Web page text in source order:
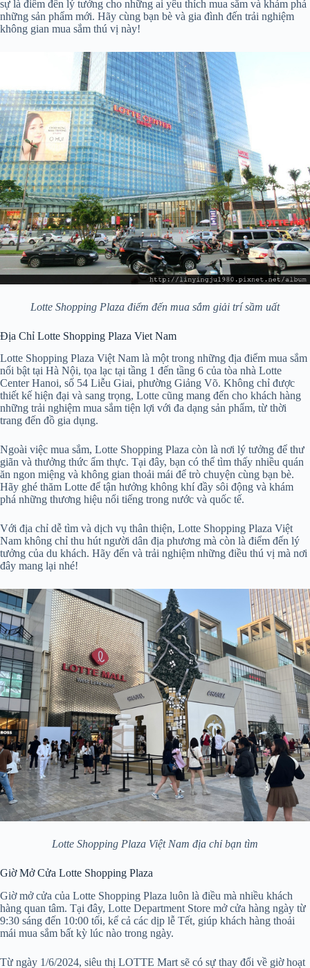
sự là điểm đến lý tưởng cho những ai yêu thích mua sắm và khám phá
những sản phẩm mới. Hãy cùng bạn bè và gia đình đến trải nghiệm
không gian mua sắm thú vị này!
Lotte Shopping Plaza điểm đến mua sắm giải trí sầm uất
Địa Chỉ Lotte Shopping Plaza Viet Nam
Lotte Shopping Plaza Việt Nam là một trong những địa điểm mua sắm
nổi bật tại Hà Nội, tọa lạc tại tầng 1 đến tầng 6 của tòa nhà Lotte
Center Hanoi, số 54 Liễu Giai, phường Giảng Võ. Không chỉ được
thiết kế hiện đại và sang trọng, Lotte cũng mang đến cho khách hàng
những trải nghiệm mua sắm tiện lợi với đa dạng sản phẩm, từ thời
trang đến đồ gia dụng.
Ngoài việc mua sắm, Lotte Shopping Plaza còn là nơi lý tưởng để thư
giãn và thưởng thức ẩm thực. Tại đây, bạn có thể tìm thấy nhiều quán
ăn ngon miệng và không gian thoải mái để trò chuyện cùng bạn bè.
Hãy ghé thăm Lotte để tận hưởng không khí đầy sôi động và khám
phá những thương hiệu nổi tiếng trong nước và quốc tế.
Với địa chỉ dễ tìm và dịch vụ thân thiện, Lotte Shopping Plaza Việt
Nam không chỉ thu hút người dân địa phương mà còn là điểm đến lý
tưởng của du khách. Hãy đến và trải nghiệm những điều thú vị mà nơi
đây mang lại nhé!
Lotte Shopping Plaza Việt Nam địa chỉ bạn tìm
Giờ Mở Cửa Lotte Shopping Plaza
Giờ mở cửa của Lotte Shopping Plaza luôn là điều mà nhiều khách
hàng quan tâm. Tại đây, Lotte Department Store mở cửa hàng ngày từ
9:30 sáng đến 10:00 tối, kể cả các dịp lễ Tết, giúp khách hàng thoải
mái mua sắm bất kỳ lúc nào trong ngày.
Từ ngày 1/6/2024, siêu thị LOTTE Mart sẽ có sự thay đổi về giờ hoạt